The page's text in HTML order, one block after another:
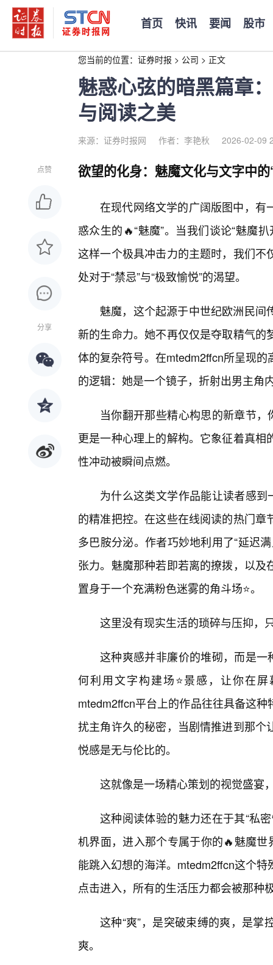
首页 快讯 要闻 股市
您当前的位置： 证券时报 > 公司 > 正文
魅惑心弦的暗黑篇章
与阅读之美
来源：证券时报网 作者：李艳秋 2026-02-09
点赞
分享
欲望的化身：魅魔文化与文字中
在现代网络文学的广阔版图中，有
惑众生的🔥“魅魔”。当我们谈论“魅魔
这样一个极具冲击力的主题时，我们
处对于“禁忌”与“极致愉悦”的渴望。
魅魔，这个起源于中世纪欧洲民
新的生命力。她不再仅仅是夺取精气
体的复杂符号。在mtedm2ffcn所呈现
的逻辑：她是一个镜子，折射出男主角
当你翻开那些精心构思的新章节
更是一种心理上的解构。它象征着真
性冲动被瞬间点燃。
为什么这类文学作品能让读者感到
的精准把控。在这些在线阅读的热门
多巴胺分泌。作者巧妙地利用了“延迟
张力。魅魔那种若即若离的撩拨，以
置身于一个充满粉色迷雾的角斗场⭐。
这里没有现实生活的琐碎与压抑，
这种爽感并非廉价的堆砌，而是一
何利用文字构建场⭐景感，让你在
mtedm2ffcn平台上的作品往往具备这
扰主角许久的秘密，当剧情推进到那
悦感是无与伦比的。
这就像是一场精心策划的视觉盛宴
这种阅读体验的魅力还在于其“私
机界面，进入那个专属于你的🔥魅魔
能跳入幻想的海洋。mtedm2ffcn这个
点击进入，所有的生活压力都会被那种
这种“爽”，是突破束缚的爽，是
爽。